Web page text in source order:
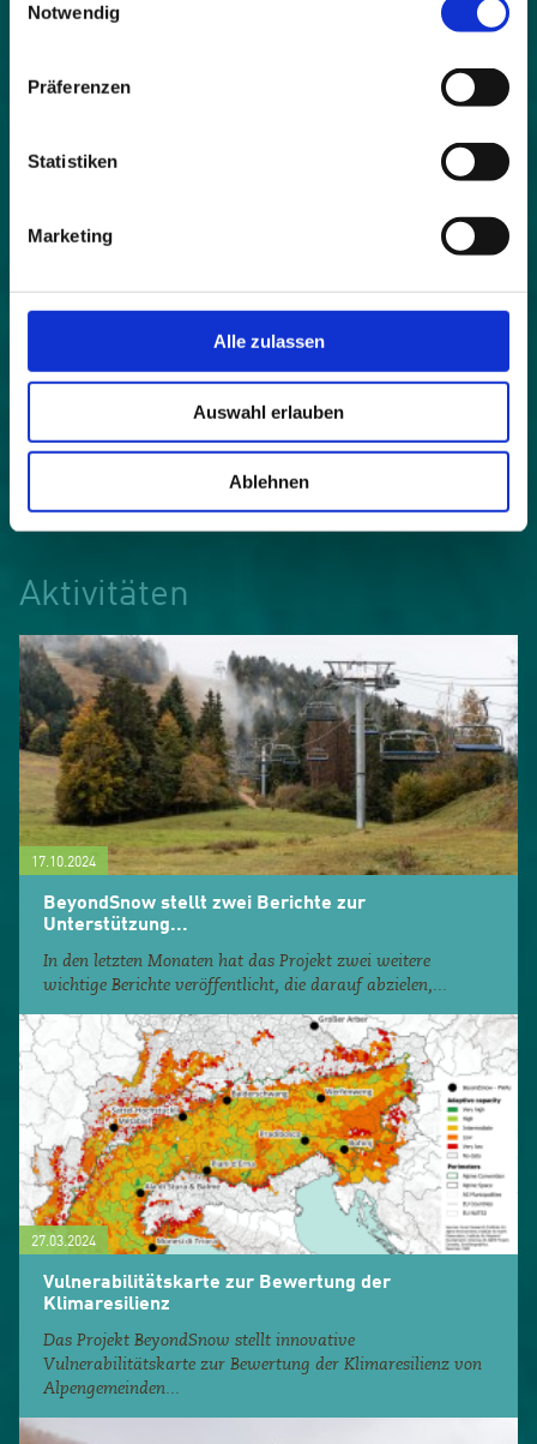
Notwendig
Präferenzen
Statistiken
Marketing
Alle zulassen
Auswahl erlauben
Ablehnen
space.eu/project/beyondsnow/
Follow us on Facebook
Follow us on LinkedIn
Aktivitäten
17.10.2024
BeyondSnow stellt zwei Berichte zur
Unterstützung...
In den letzten Monaten hat das Projekt zwei weitere
wichtige Berichte veröffentlicht, die darauf abzielen,...
27.03.2024
Vulnerabilitätskarte zur Bewertung der
Klimaresilienz
Das Projekt BeyondSnow stellt innovative
Vulnerabilitätskarte zur Bewertung der Klimaresilienz von
Alpengemeinden...